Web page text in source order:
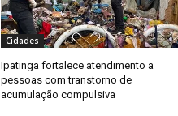
Cidades
Ipatinga fortalece atendimento a
pessoas com transtorno de
acumulação compulsiva